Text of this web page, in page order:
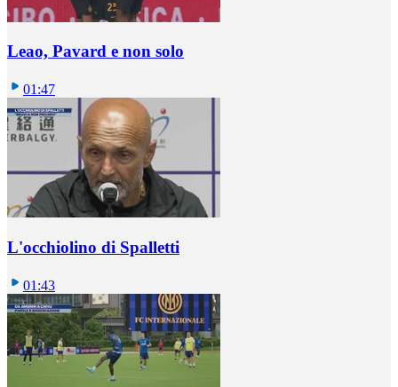
Leao, Pavard e non solo
01:47
L'occhiolino di Spalletti
01:43